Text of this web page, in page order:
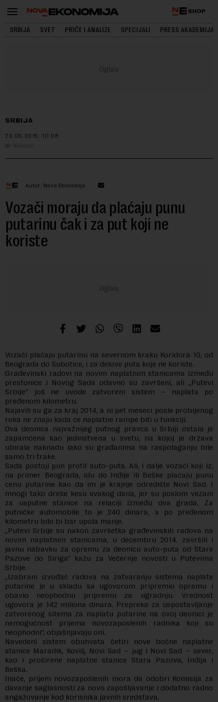
SHOP
SRBIJA SVET PRIČE I ANALIZE SPECIJALI PRESS AKADEMIJA
SRBIJA
20.05.2015. 10:08
Novosti
Autor: Nova Ekonomija
Vozači moraju da plaćaju punu
putarinu čak i za put koji ne
koriste
Vozači plaćaju putarinu na severnom kraku Koridora 10, od
Beograda do Subotice, i za delove puta koje ne koriste.
Građevinski radovi na novim naplatnim stanicama između
prestonice i Novog Sada odavno su završeni, ali „Putevi
Srbije“ još ne uvode zatvoreni sistem – naplata po
pređenom kilometru.
Najavili su ga za kraj 2014, a ni pet meseci posle probijenog
roka ne znaju kada će naplatne rampe biti u funkciji.
Ova deonica najvažnijeg putnog pravca u Srbiji ostala je
zapamćena kao jedinstvena u svetu, na kojoj je država
ubirala naknadu iako su građanima na raspolaganju bile
samo tri trake.
Sada postoji pun profil auto-puta. Ali, i dalje vozači koji iz,
na primer Beograda, idu do Inđije ili Beške plaćaju punu
cenu putarine kao da im je krajnje odredište Novi Sad. I
mnogi tako dreše kesu svakog dana, jer su poslom vezani
za usputne stanice na relaciji između dva grada. Za
putničke automobile to je 240 dinara, a po pređenom
kilometru bilo bi bar upola manje.
„Putevi Srbije su nakon završetka građevinskih radova na
novim naplatnim stanicama, u decembru 2014. završili i
javnu nabavku za opremu za deonicu auto-puta od Stare
Pazove do Siriga” kažu za Večernje novosti u Putevima
Srbije.
„Izabrani izvođač radova na zatvaranju sistema naplate
putarine je u skladu sa ugovorom pripremio opremu i
obavio neophodnu pripremu za ugradnju. Vrednost
ugovora je 142 miliona dinara. Prepreka za uspostavljanje
zatvorenog sitema za naplatu putarine na ovoj deonici je
nemogućnost prijema novozaposlenih radnika koji su
neophodni”, objašnjavaju oni.
Navedeni sistem obuhvata četiri nove bočne naplatne
stanice Maradik, Kovilj, Novi Sad – jug i Novi Sad – sever,
kao i proširene naplatne stanice Stara Pazova, Inđija i
Beška.
Inače, prijem novozaposlenih mora da odobri Komisija za
davanje saglasnosti za novo zapošljavanje i dodatno radno
angažovanje kod korisnika javnih sredstava.